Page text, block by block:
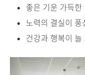
좋은 기운 가득
노력의 결실이
건강과 행복이